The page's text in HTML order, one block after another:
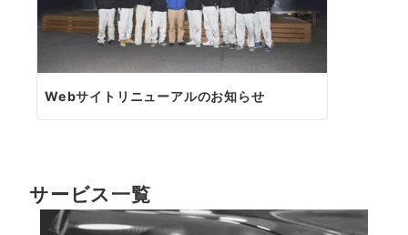
Webサイトリニューアルのお知らせ
サービス一覧